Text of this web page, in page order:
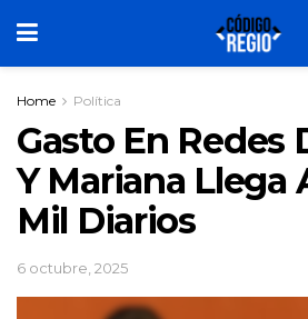
Home Política
Gasto En Redes
Y Mariana Llega
Mil Diarios
6 octubre, 2025